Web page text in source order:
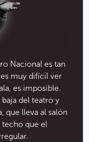
Teatro Nacional
no dude en
.
Nacional es tan
muy difícil ver
es imposible.
del teatro y
que lleva al salón
techo que el